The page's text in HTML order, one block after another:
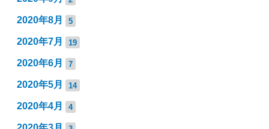
2020年8月 5
2020年7月 19
2020年6月 7
2020年5月 14
2020年4月 4